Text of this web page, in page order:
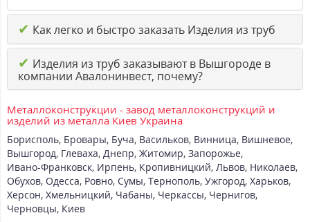
✔ Как легко и быстро заказать Изделия из труб
✔ Изделия из труб заказывают в Вышгороде в
компании Авалонинвест, почему?
Металлоконструкции - завод металлоконструкций и
изделий из металла Киев Украина
Борисполь, Бровары, Буча, Васильков, Винница, Вишневое,
Вышгород, Глеваха, Днепр, Житомир, Запорожье,
Ивано-Франковск, Ирпень, Кропивницкий, Львов, Николаев,
Обухов, Одесса, Ровно, Сумы, Тернополь, Ужгород, Харьков,
Херсон, Хмельницкий, Чабаны, Черкассы, Чернигов,
Черновцы, Киев